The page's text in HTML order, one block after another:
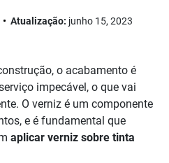
Atualização: junho 15, 2023
o acabamento é
impecável, o que vai
O verniz é um componente
e é fundamental que
aplicar verniz sobre tinta